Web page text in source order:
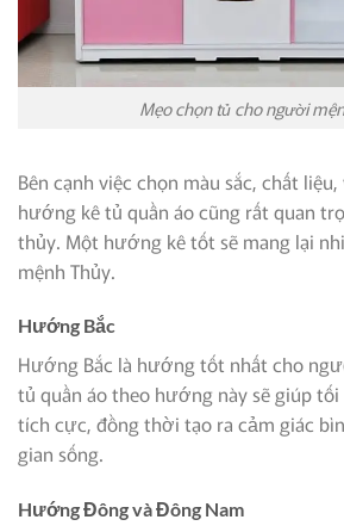
Mẹo chọn tủ cho người
Bên cạnh việc chọn màu sắc, chất
hướng kê tủ quần áo cũng rất quan
thủy. Một hướng kê tốt sẽ mang lại
mệnh Thủy.
Hướng Bắc
Hướng Bắc là hướng tốt nhất cho
tủ quần áo theo hướng này sẽ giúp
tích cực, đồng thời tạo ra cảm giác
gian sống.
Hướng Đông và Đông Nam